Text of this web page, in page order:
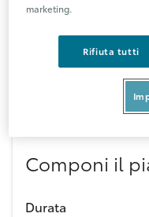
Componi il
Durata
marketing.
Rifiuta tutti